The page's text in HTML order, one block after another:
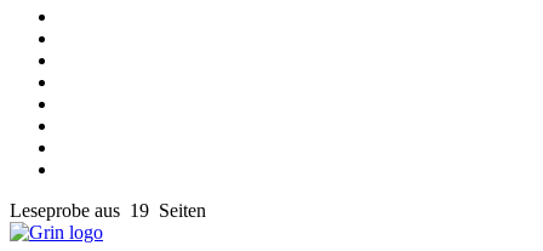
Leseprobe aus 19 Seiten